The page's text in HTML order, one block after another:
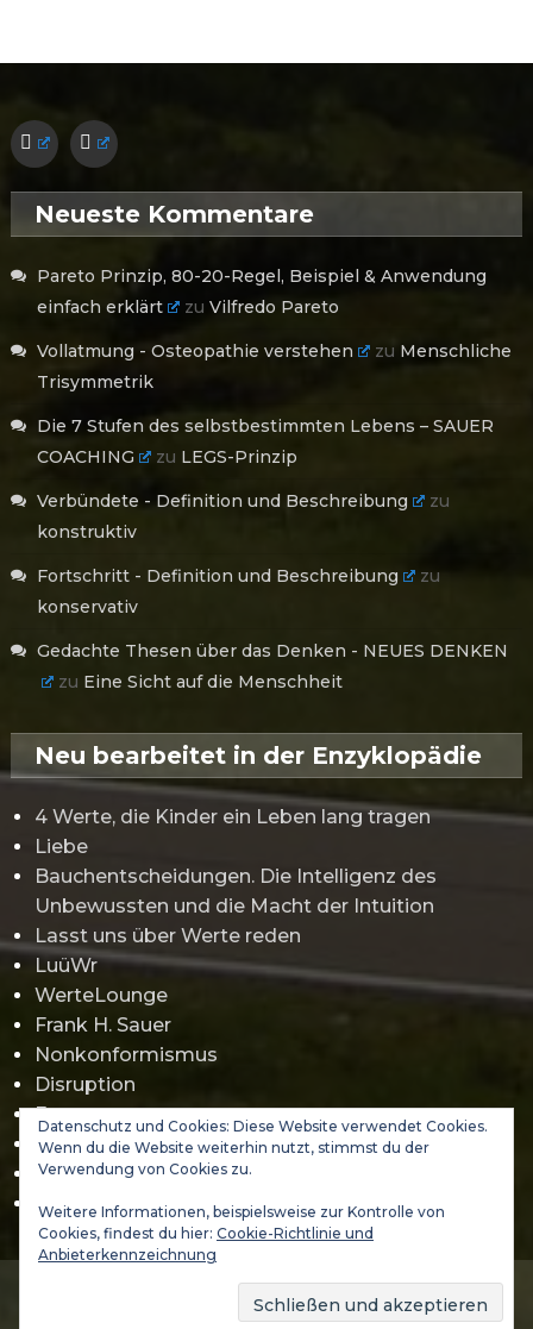
Neueste Kommentare
Pareto Prinzip, 80-20-Regel, Beispiel & Anwendung
einfach erklärt
zuVilfredo Pareto
Vollatmung - Osteopathie verstehen zu Menschliche
Trisymmetrik
Die 7 Stufen des selbstbestimmten Lebens – SAUER
COACHING
zu LEGS-Prinzip
Verbündete - Definition und Beschreibung
zu
konstruktiv
Fortschritt - Definition und Beschreibung
zu
konservativ
Gedachte Thesen über das Denken - NEUES DENKEN
zu Eine Sicht auf die Menschheit
Neu bearbeitet in der Enzyklopädie
4 Werte, die Kinder ein Leben lang tragen
Liebe
Bauchentscheidungen. Die Intelligenz des
Unbewussten und die Macht der Intuition
Lasst uns über Werte reden
LuüWr
WerteLounge
Frank H. Sauer
Nonkonformismus
Disruption
Erwartungsmanagement
Gamification
Jürgen Klopp
Abraham Maslow
(C) 2021-2026 DA VINCI 3000 GmbH - WERTELAND & VALUES
ACADEMY
Datenschutz und Cookies: Diese Website verwendet Cookies.
Wenn du die Website weiterhin nutzt, stimmst du der
Verwendung von Cookies zu.
Weitere Informationen, beispielsweise zur Kontrolle von
Cookies, findest du hier: Cookie-Richtlinie und
Anbieterkennzeichnung